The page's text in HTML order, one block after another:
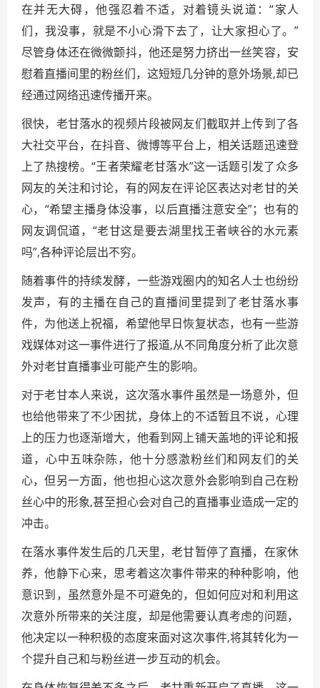
在并无大碍，他强忍着不适，对着镜头说道：“家人
们，我没事，就是不小心滑下去了，让大家担心了。”
尽管身体还在微微颤抖，他还是努力挤出一丝笑容，安
慰着直播间里的粉丝们，这短短几分钟的意外场景,却已
经通过网络迅速传播开来。
很快，老甘落水的视频片段被网友们截取并上传到了各
大社交平台，在抖音、微博等平台上，相关话题迅速登
上了热搜榜。“王者荣耀老甘落水”这一话题引发了众多
网友的关注和讨论，有的网友在评论区表达对老甘的关
心，“希望主播身体没事，以后直播注意安全”；也有的
网友调侃道，“老甘这是要去湖里找王者峡谷的水元素
吗”,各种评论层出不穷。
随着事件的持续发酵，一些游戏圈内的知名人士也纷纷
发声，有的主播在自己的直播间里提到了老甘落水事
件，为他送上祝福，希望他早日恢复状态，也有一些游
戏媒体对这一事件进行了报道,从不同角度分析了此次意
外对老甘直播事业可能产生的影响。
对于老甘本人来说，这次落水事件虽然是一场意外，但
也给他带来了不少困扰，身体上的不适暂且不说，心理
上的压力也逐渐增大，他看到网上铺天盖地的评论和报
道，心中五味杂陈，他十分感激粉丝们和网友们的关
心，但另一方面，他也担心这次意外会影响到自己在粉
丝心中的形象,甚至担心会对自己的直播事业造成一定的
冲击。
在落水事件发生后的几天里，老甘暂停了直播，在家休
养，他静下心来，思考着这次事件带来的种种影响，他
意识到，虽然意外是不可避免的，但如何应对和利用这
次意外所带来的关注度，却是他需要认真考虑的问题，
他决定以一种积极的态度来面对这次事件,将其转化为一
个提升自己和与粉丝进一步互动的机会。